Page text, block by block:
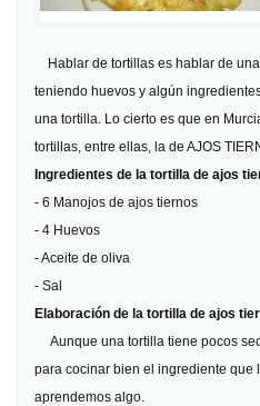
Hablar de tortillas es hablar de
teniendo huevos y algún
una tortilla. Lo cierto es que en
tortillas, entre ellas, la de AJOS
Ingredientes de la tortilla de ajos
- 6 Manojos de ajos tiernos
- 4 Huevos
- Aceite de oliva
- Sal
Elaboración de la tortilla de ajos
Aunque una tortilla tiene pocos
para cocinar bien el ingrediente que
aprendemos algo.